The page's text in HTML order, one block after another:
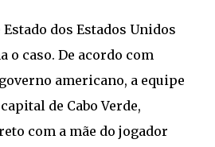
dos Estados Unidos
o caso. De acordo com
americano, a equipe
de Cabo Verde,
com a mãe do jogador